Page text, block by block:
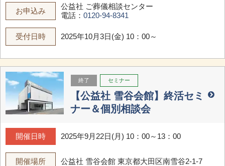
お申込み
公益社 ご葬儀相談センター
電話： 0120-94-8341
受付日時 2025年10月3日(金) 10：00～
終了 セミナー
【公益社 雪谷会館】終活セミ
ナー＆個別相談会
開催日時 2025年9月22日(月) 10：00～13：00
開催場所 公益社 雪谷会館 東京都大田区南雪谷2-1-7